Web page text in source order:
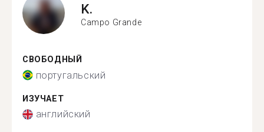
K.
Campo Grande
СВОБОДНЫЙ
португальский
ИЗУЧАЕТ
английский